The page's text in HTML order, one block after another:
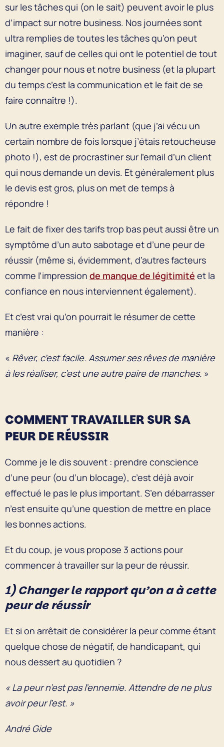
sur les tâches qui (on le sait) peuvent avoir le plus
d’impact sur notre business. Nos journées sont
ultra remplies de toutes les tâches qu’on peut
imaginer, sauf de celles qui ont le potentiel de tout
changer pour nous et notre business (et la plupart
du temps c’est la communication et le fait de se
faire connaître !).
Un autre exemple très parlant (que j’ai vécu un
certain nombre de fois lorsque j’étais retoucheuse
photo !), est de procrastiner sur l’email d’un client
qui nous demande un devis. Et généralement plus
le devis est gros, plus on met de temps à
répondre !
Le fait de fixer des tarifs trop bas peut aussi être un
symptôme d’un auto sabotage et d’une peur de
réussir (même si, évidemment, d’autres facteurs
comme l’impression de manque de légitimité et la
confiance en nous interviennent également).
Et c’est vrai qu’on pourrait le résumer de cette
manière :
« Rêver, c’est facile. Assumer ses rêves de manière
à les réaliser, c’est une autre paire de manches. »
COMMENT TRAVAILLER SUR SA
PEUR DE RÉUSSIR
Comme je le dis souvent : prendre conscience
d’une peur (ou d’un blocage), c’est déjà avoir
effectué le pas le plus important. S’en débarrasser
n’est ensuite qu’une question de mettre en place
les bonnes actions.
Et du coup, je vous propose 3 actions pour
commencer à travailler sur la peur de réussir.
1) Changer le rapport qu’on a à cette
peur de réussir
Et si on arrêtait de considérer la peur comme étant
quelque chose de négatif, de handicapant, qui
nous dessert au quotidien ?
« La peur n’est pas l’ennemie. Attendre de ne plus
avoir peur l’est. »
André Gide